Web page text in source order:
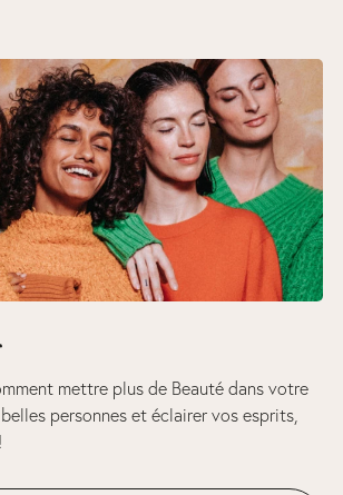
mettre plus de Beauté dans votre
personnes et éclairer vos esprits,